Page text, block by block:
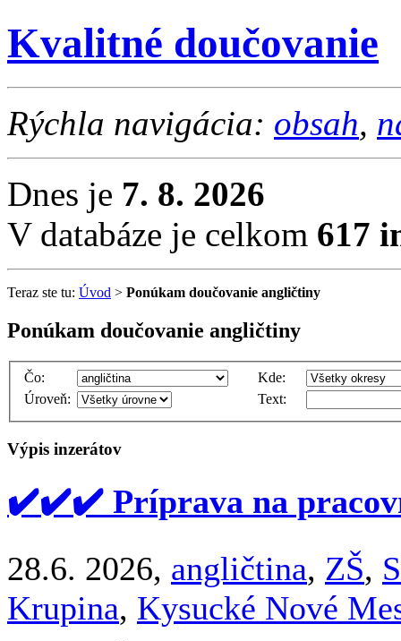
Kvalitné doučovanie
Rýchla navigácia: obsah,
Dnes je 7. 8. 2026
V databáze je celkom 617
Teraz ste tu: Úvod > Ponúkam doučovanie angličtiny
Ponúkam doučovanie angličtiny
Čo:
Kde:
Úroveň:
Text:
Výpis inzerátov
✔️✔️✔️ Príprava na
28.6. 2026, angličtina, ZŠ,
Krupina, Kysucké Nové